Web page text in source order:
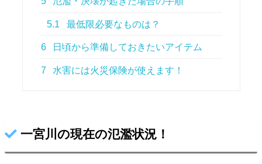
5.1 最低限必要なものは？
6 日頃から準備しておきたいアイテム
7 水害には火災保険が使えます！
一宮川の現在の氾濫状況！